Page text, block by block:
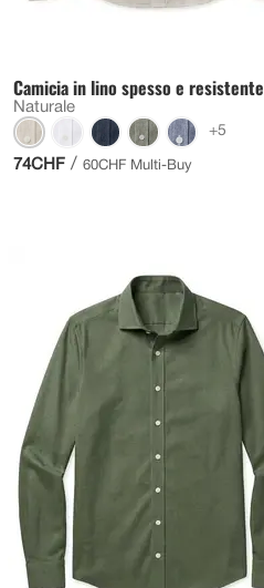
Camicia in lino spesso e resistente
Naturale
+5
74CHF / 60CHF Multi-Buy